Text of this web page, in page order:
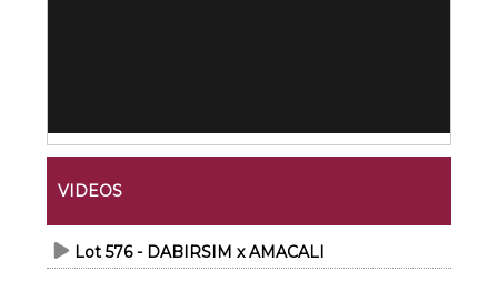
VIDEOS
Lot 576 - DABIRSIM x AMACALI